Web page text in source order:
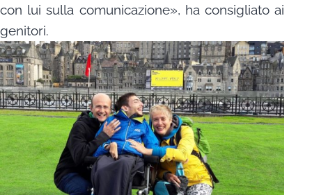
con lui sulla comunicazione», ha consigliato ai
genitori.